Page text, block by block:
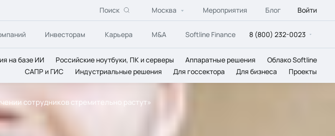
Поиск Москва Мероприятия Блог Войти
Инвесторам Карьера M&A Softline Finance 8 (800) 232-0023
на базе ИИ Российские ноутбуки, ПК и серверы Аппаратные решения
Облако Softline
САПР и ГИС
Индустриальные решения Для госсектора Для бизнеса Проекты
сотрудников стремительно растут»